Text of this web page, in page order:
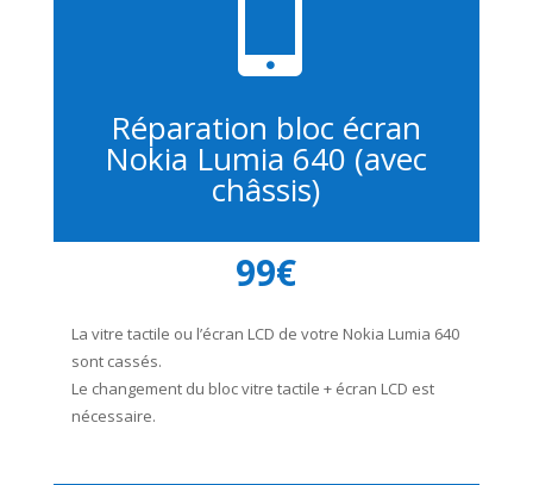
Réparation bloc écran
Nokia Lumia 640 (avec
châssis)
99€
La vitre tactile ou l’écran LCD de votre Nokia Lumia 640
sont cassés.
Le changement du bloc vitre tactile + écran LCD est
nécessaire.